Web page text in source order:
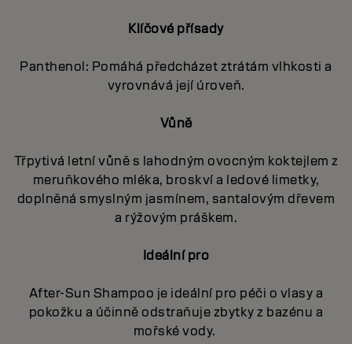
Klíčové přísady
Panthenol: Pomáhá předcházet ztrátám vlhkosti a
vyrovnává její úroveň.
Vůně
Třpytivá letní vůně s lahodným ovocným koktejlem z
meruňkového mléka, broskví a ledové limetky,
doplněná smyslným jasmínem, santalovým dřevem
a rýžovým práškem.
Ideální pro
After-Sun Shampoo je ideální pro péči o vlasy a
pokožku a účinně odstraňuje zbytky z bazénu a
mořské vody.